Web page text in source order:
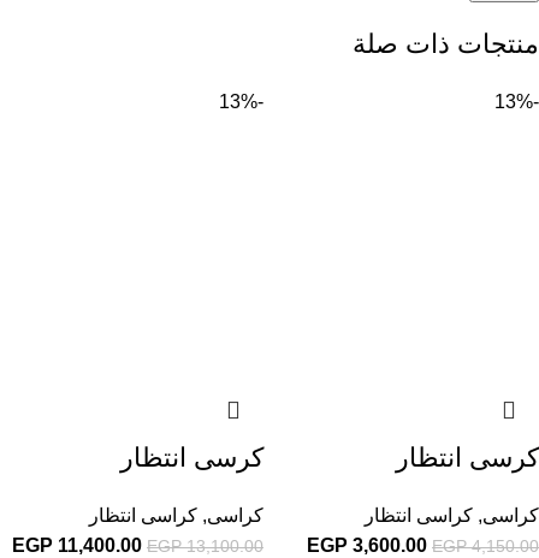
منتجات ذات صلة
-13%
كرسى انتظار
كراسى, كراسى انتظار
EGP4,150.00
EGP 3,600.00
-13%
كرسى انتظار
كراسى, كراسى انتظار
EGP13,100.00
EGP 11,400.00